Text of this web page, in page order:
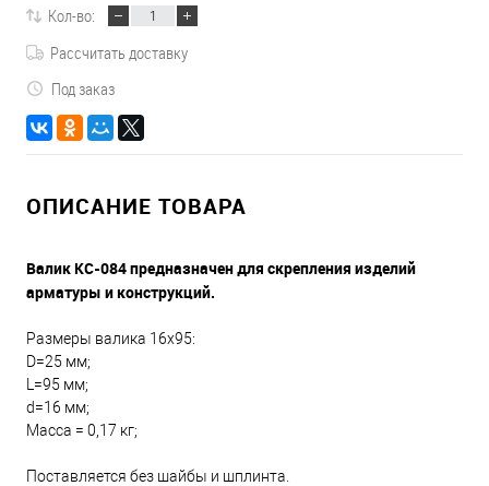
Кол-во:
Рассчитать доставку
Под заказ
ОПИСАНИЕ ТОВАРА
Валик КС-084 предназначен для скрепления изделий
арматуры и конструкций.
Размеры валика 16х95:
D=25 мм;
L=95 мм;
d=16 мм;
Масса = 0,17 кг;
Поставляется без шайбы и шплинта.